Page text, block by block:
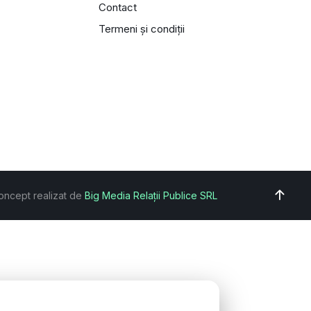
Contact
Termeni și condiții
realizat de Big Media Relații Publice SRL